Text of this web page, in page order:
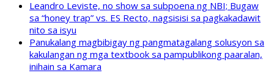
Leandro Leviste, no show sa subpoena ng NBI; Bugaw
sa “honey trap” vs. ES Recto, nagsisisi sa pagkakadawit
nito sa isyu
Panukalang magbibigay ng pangmatagalang solusyon sa
kakulangan ng mga textbook sa pampublikong paaralan,
inihain sa Kamara